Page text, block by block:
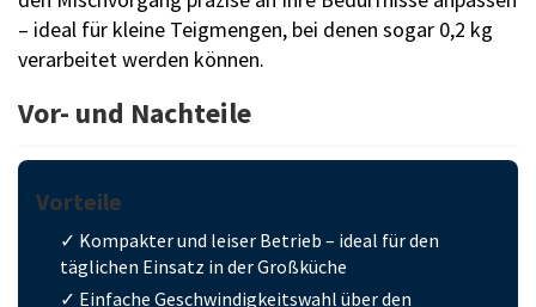
– ideal für kleine Teigmengen, bei denen sogar 0,2 kg
verarbeitet werden können.
Vor- und Nachteile
Vorteile
✓ Kompakter und leiser Betrieb – ideal für den
täglichen Einsatz in der Großküche
✓ Einfache Geschwindigkeitswahl über den